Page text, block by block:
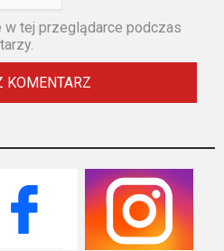
w tej przeglądarce podczas